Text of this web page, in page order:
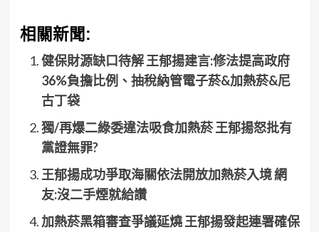
相關新聞:
健保財源缺口待解 王郁揚建言:修法提高政府
36%負擔比例、抽稅納管電子菸&加熱菸&尼
古丁袋
獨/再爆二綠委違法吸食加熱菸 王郁揚怒批有
黨證無罪?
王郁揚成功爭取海關依法開放加熱菸入境 網
友:沒二手煙就給讚
加熱菸黑箱審查爭議延燒 王郁揚發起連署確保